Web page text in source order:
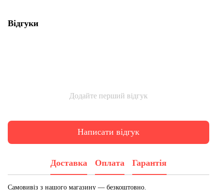
Відгуки
Додайте перший відгук
Написати відгук
Доставка Оплата Гарантія
Самовивіз з нашого магазину — безкоштовно.